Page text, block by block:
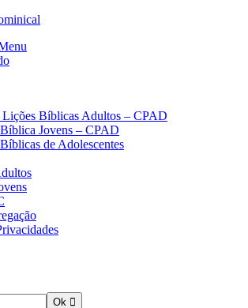
Bíblicas Adultos – CPAD
Jovens – CPAD
de Adolescentes